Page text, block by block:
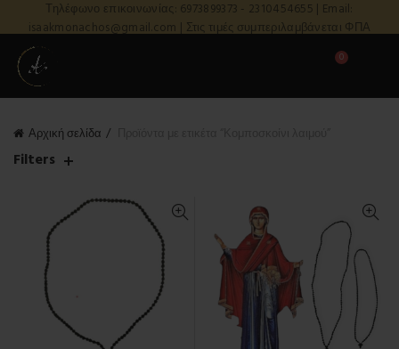
Τηλέφωνο επικοινωνίας: 6973899373 - 2310454655 | Email:
isaakmonachos@gmail.com | Στις τιμές συμπεριλαμβάνεται ΦΠΑ
0
Αρχική σελίδα
Filters